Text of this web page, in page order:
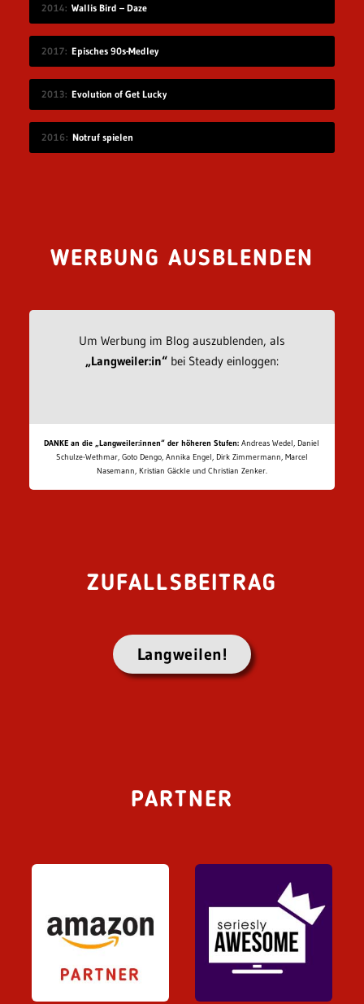
2014 Wallis Bird – Daze
2017 Episches 90s-Medley
2013 Evolution of Get Lucky
2016 Notruf spielen
WERBUNG AUSBLENDEN
Um Werbung im Blog auszublenden, als
„Langweiler:in“bei Steady einloggen:
DANKE an die „Langweiler:innen“ der höheren Stufen: Andreas Wedel, Daniel
Schulze-Wethmar, Goto Dengo, Annika Engel, Dirk Zimmermann, Marcel
Nasemann, Kristian Gäckle und Christian Zenker.
ZUFALLSBEITRAG
Langweilen!
PARTNER